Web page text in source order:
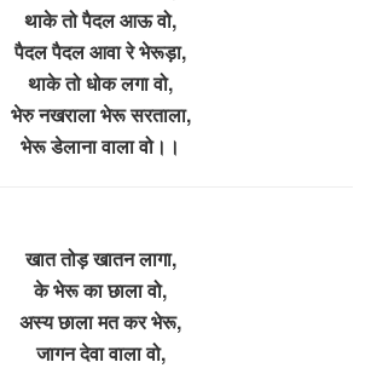
थाके तो पैदल आऊ वो,
पैदल पैदल आवा रे भेरूड़ा,
थाके तो धोक लगा वो,
भेरु नखराला भेरू सरताला,
भेरू डेलाना वाला वो।।
खात तोड़ खातन लागा,
के भेरू का छाला वो,
अस्य छाला मत कर भेरू,
जागन देवा वाला वो,